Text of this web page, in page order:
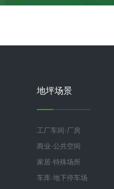
地坪场景
工厂车间·厂房
商业·公共空间
家居·特殊场所
车库·地下停车场